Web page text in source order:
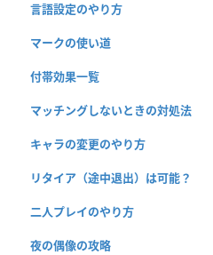
言語設定のやり方
マークの使い道
付帯効果一覧
マッチングしないときの対処法
キャラの変更のやり方
リタイア（途中退出）は可能？
二人プレイのやり方
夜の偶像の攻略